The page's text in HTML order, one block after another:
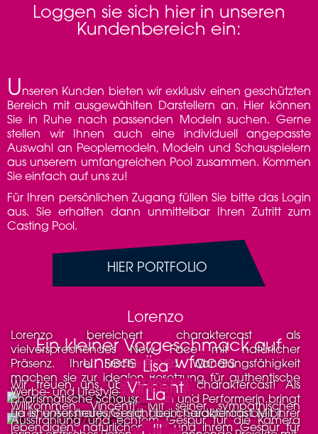
Loggen sie sich hier in unseren
Kundenbereich ein:
Unseren Kunden bieten wir exklusiv einen geschützten
Bereich mit ausgewählten Darstellern an. Hier können
Sie in Ruhe nach passenden Modeln suchen. Gerne
stellen wir Ihnen auch eine individuell angepasste
Auswahl an Peoplemodeln, Modeln und Schauspielern
aus unserem umfangreichen Pool zusammen. Kommen
Sie einfach auf uns zu!
Für Ihren persönlichen Zugang füllen Sie bitte das Login
aus. Sie erhalten dann unmittelbar Ihren Zutritt zum
Casting Pool.
HIER PORTFOLIO
Ein kleiner Vorgeschmack auf
unsere #newfaces
Lorenzo
Lorenzo bereichert charaktercast als
vielversprechendes New Face mit natürlicher
Präsenz. Ihre Frische und Wandlungsfähigkeit
machen sie zur idealen Besetzung für authentische
Werbe- und Lifestyle-Kampagnen.
Lisa
Wir freuen uns über Lisa bei charaktercast! Als
charismatische Schauspielerin und Performerin bringt
sie eine Ausstrahlung mit, die im Gedächtnis bleibt.
Vincent
Willkommen, Vincent! Mit seiner sympathischen
Ausstrahlung und echtem Gespür für die Kamera
Lia
Lia ist unser neues Gesicht bei charaktercast. Mit ihrer
lebendigen, natürlichen Art und ihrem Gespür für
Jil